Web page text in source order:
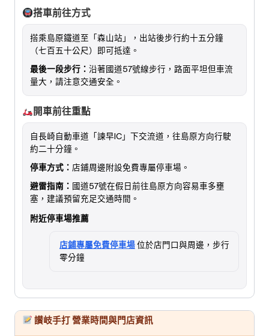
搭車前往方式
搭乘島原鐵道至「森山站」，出站後步行約十五分鐘
（七百五十公尺）即可抵達。
最後一段步行： 沿著國道57號線步行，路面平坦但車流
量大，請注意交通安全。
開車前往重點
自長崎自動車道「諫早IC」下交流道，往島原方向行駛
約二十分鐘。
停車方式： 店鋪周邊附設免費專屬停車場。
避雷指南： 國道57號在假日前往島原方向容易車多壅
塞，建議預留充足交通時間。
附近停車場推薦
店鋪專屬免費停車場位於店門口與周邊，步行
零分鐘
讃岐手打 營業時間與門店資訊